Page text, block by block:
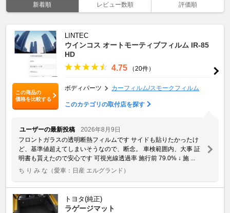
新着順 レビュー数順 評価順
この商品の
価格を比較する
LINTEC
ウインコス オートモーティブフィルム IR-85
HD
4.75 （20件）
ボディパーツ カーフィルム/スモークフィルム
このカテゴリの取付店を探す
ユーザーの最新投稿
2026年8月9日
フロントガラスの透明断熱フィルムです サイドも貼りたかったけ
ど、基準値超えてしまいそうなので、断念。 車検範囲内、大事 証
明書も貰えたので安心です 可視光線透過率 施行前 79.0% ↓ 施 ...
ち り み な （愛車：日産 エルグランド）
トヨタ(純正)
ラゲージマット